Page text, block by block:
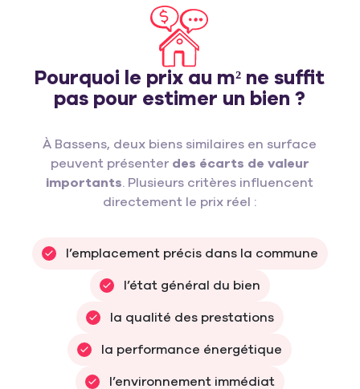
Pourquoi le prix au m² ne suffit
pas pour estimer un bien ?
À Bassens, deux biens similaires en surface
peuvent présenter des écarts de valeur
importants. Plusieurs critères influencent
directement le prix réel :
l’emplacement précis dans la commune
l’état général du bien
la qualité des prestations
la performance énergétique
l’environnement immédiat